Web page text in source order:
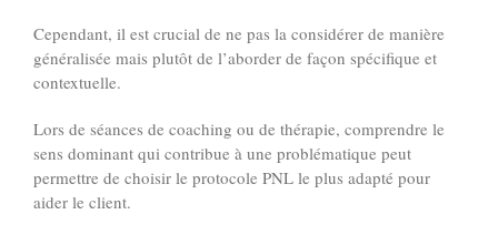
Cependant, il est crucial de ne pas la considérer de manière
généralisée mais plutôt de l’aborder de façon spécifique et
contextuelle.
Lors de séances de coaching ou de thérapie, comprendre le
sens dominant qui contribue à une problématique peut
permettre de choisir le protocole PNL le plus adapté pour
aider le client.